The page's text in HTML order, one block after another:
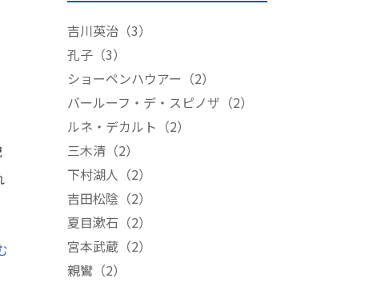
吉川英治 （3）
孔子 （3）
ショーペンハウアー （2）
バールーフ・デ・スピノザ （2）
ルネ・デカルト （2）
三木清 （2）
下村湖人 （2）
吉田松陰 （2）
夏目漱石 （2）
宮本武蔵 （2）
親鸞 （2）